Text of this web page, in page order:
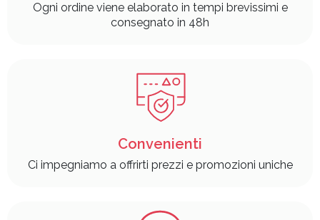
Ogni ordine viene elaborato in tempi brevissimi e
consegnato in 48h
Convenienti
Ci impegniamo a offrirti prezzi e promozioni uniche